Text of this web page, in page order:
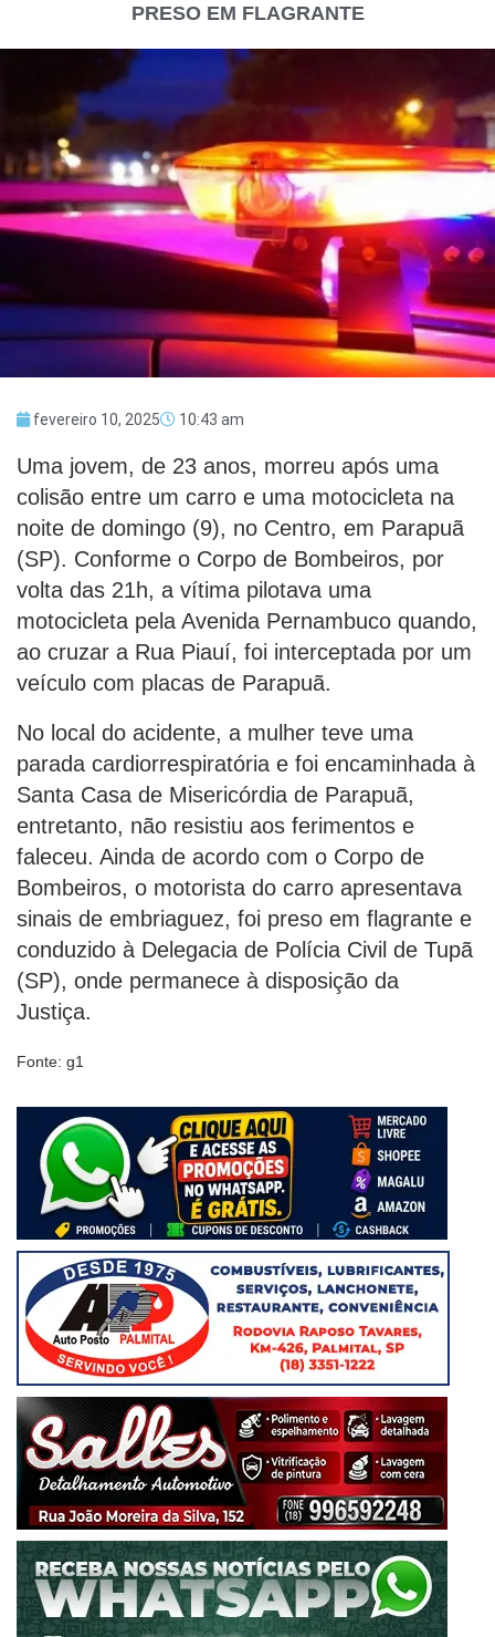
PRESO EM FLAGRANTE
fevereiro 10, 2025 10:43 am
Uma jovem, de 23 anos, morreu após uma
colisão entre um carro e uma motocicleta na
noite de domingo (9), no Centro, em Parapuã
(SP). Conforme o Corpo de Bombeiros, por
volta das 21h, a vítima pilotava uma
motocicleta pela Avenida Pernambuco quando,
ao cruzar a Rua Piauí, foi interceptada por um
veículo com placas de Parapuã.
No local do acidente, a mulher teve uma
parada cardiorrespiratória e foi encaminhada à
Santa Casa de Misericórdia de Parapuã,
entretanto, não resistiu aos ferimentos e
faleceu. Ainda de acordo com o Corpo de
Bombeiros, o motorista do carro apresentava
sinais de embriaguez, foi preso em flagrante e
conduzido à Delegacia de Polícia Civil de Tupã
(SP), onde permanece à disposição da
Justiça.
Fonte: g1